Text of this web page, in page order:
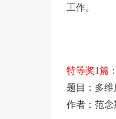
工作。
特等奖1篇：
题目：多维
作者：范念